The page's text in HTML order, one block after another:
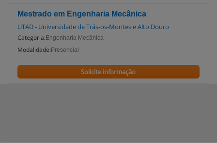
Mestrado em Engenharia Mecânica
UTAD - Universidade de Trás-os-Montes e Alto Douro
Categoria: Engenharia Mecânica
Modalidade: Presencial
Solicite informação